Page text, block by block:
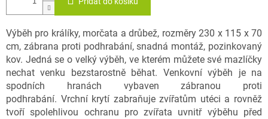
Výběh pro králíky, morčata a drůbež, rozměry 230 x 115 x 70
cm, zábrana proti podhrabání, snadná montáž, pozinkovaný
kov. Jedná se o velký výběh, ve kterém můžete své mazlíčky
nechat venku bezstarostně běhat. Venkovní výběh je na
spodních hranách vybaven zábranou proti
podhrabání. Vrchní krytí zabraňuje zvířatům utéci a rovněž
tvoří spolehlivou ochranu pro zvířata uvnitř výběhu před